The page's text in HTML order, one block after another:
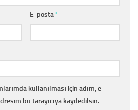
E-posta*
kullanılması için adım, e-
bu tarayıcıya kaydedilsin.